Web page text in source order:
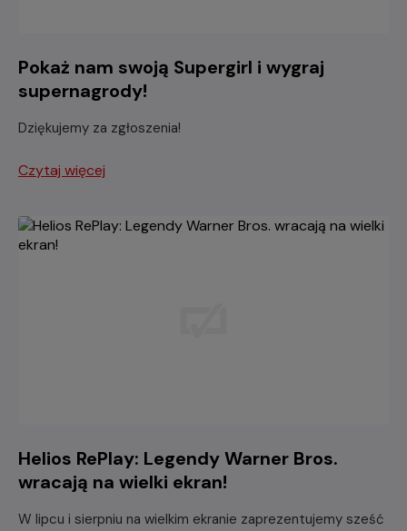
Pokaż nam swoją Supergirl i wygraj
supernagrody!
Dziękujemy za zgłoszenia!
Czytaj więcej
Helios RePlay: Legendy Warner Bros.
wracają na wielki ekran!
W lipcu i sierpniu na wielkim ekranie zaprezentujemy sześć